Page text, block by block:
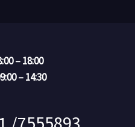
– 18:00
– 14:30